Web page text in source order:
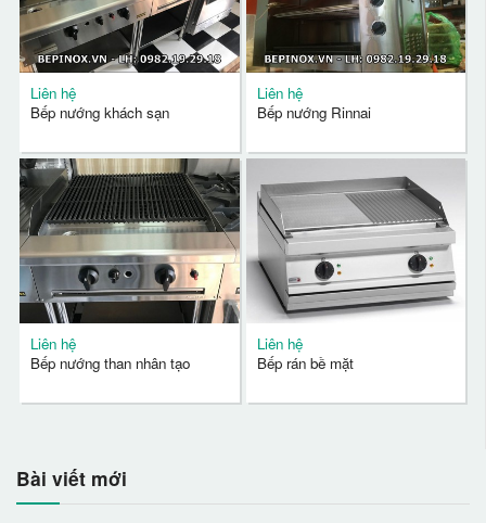
Liên hệ
Bếp nướng khách sạn
Liên hệ
Bếp nướng Rinnai
Liên hệ
Bếp nướng than nhân tạo
Liên hệ
Bếp rán bề mặt
Bài viết mới